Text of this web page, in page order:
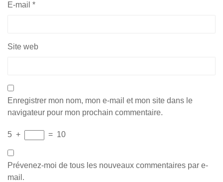
E-mail *
Site web
Enregistrer mon nom, mon e-mail et mon site dans le
navigateur pour mon prochain commentaire.
5 + = 10
Prévenez-moi de tous les nouveaux commentaires par e-
mail.